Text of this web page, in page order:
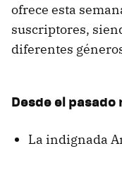
ofrece esta
suscriptores,
diferentes
Desde el
La indignada